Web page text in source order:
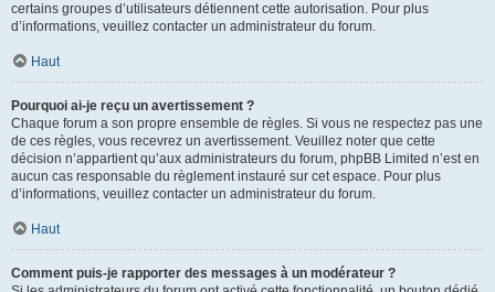
certains groupes d’utilisateurs détiennent cette autorisation. Pour plus
d’informations, veuillez contacter un administrateur du forum.
Haut
Pourquoi ai-je reçu un avertissement ?
Chaque forum a son propre ensemble de règles. Si vous ne respectez pas une
de ces règles, vous recevrez un avertissement. Veuillez noter que cette
décision n’appartient qu’aux administrateurs du forum, phpBB Limited n’est en
aucun cas responsable du règlement instauré sur cet espace. Pour plus
d’informations, veuillez contacter un administrateur du forum.
Haut
Comment puis-je rapporter des messages à un modérateur ?